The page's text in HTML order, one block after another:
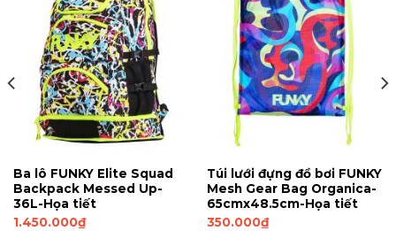
Ba lô FUNKY Elite Squad
Backpack Messed Up-
36L-Họa tiết
1.450.000₫
Túi lưới đựng đồ bơi FUNKY
Mesh Gear Bag Organica-
65cmx48.5cm-Họa tiết
350.000₫